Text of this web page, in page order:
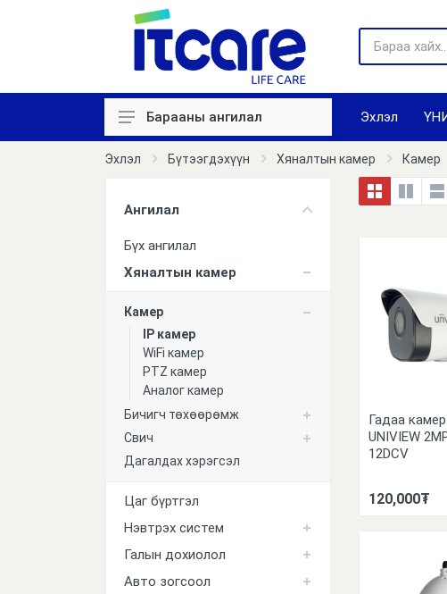
Хяналтын камер
Зарлан мэдээллэх
Сүлжээний төхөөрөмж
Компьютер
Дэлгэц
Дагалдах хэрэгсэл
Барааны ангилал Эхлэл
Эхлэл Бүтээгдэхүүн Хяналтын камер Камер
Ангилал
Бүх ангилал
Хяналтын камер
Камер
IP камер
WiFi камер
PTZ камер
Аналог камер
Бичигч төхөөрөмж
Свич
Дагалдах хэрэгсэл
Цаг бүртгэл
Нэвтрэх систем
Галын дохиолол
Авто зогсоол
Гадаа
UNIVIEW
12DCV
120,000₮